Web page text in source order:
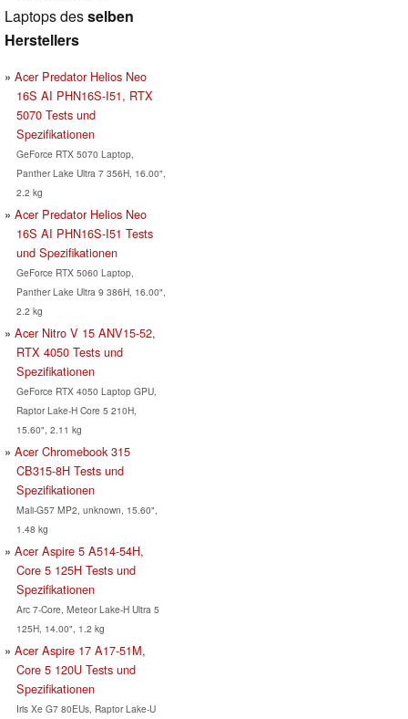
Laptops desselben
Herstellers
Acer Predator Helios Neo
16S AI PHN16S-I51, RTX
5070 Tests und
Spezifikationen
GeForce RTX 5070 Laptop,
Panther Lake Ultra 7 356H, 16.00",
2.2 kg
Acer Predator Helios Neo
16S AI PHN16S-I51 Tests
und Spezifikationen
GeForce RTX 5060 Laptop,
Panther Lake Ultra 9 386H, 16.00",
2.2 kg
Acer Nitro V 15 ANV15-52,
RTX 4050 Tests und
Spezifikationen
GeForce RTX 4050 Laptop GPU,
Raptor Lake-H Core 5 210H,
15.60", 2.11 kg
Acer Chromebook 315
CB315-8H Tests und
Spezifikationen
Mali-G57 MP2, unknown, 15.60",
1.48 kg
Acer Aspire 5 A514-54H,
Core 5 125H Tests und
Spezifikationen
Arc 7-Core, Meteor Lake-H Ultra 5
125H, 14.00", 1.2 kg
Acer Aspire 17 A17-51M,
Core 5 120U Tests und
Spezifikationen
Iris Xe G7 80EUs, Raptor Lake-U